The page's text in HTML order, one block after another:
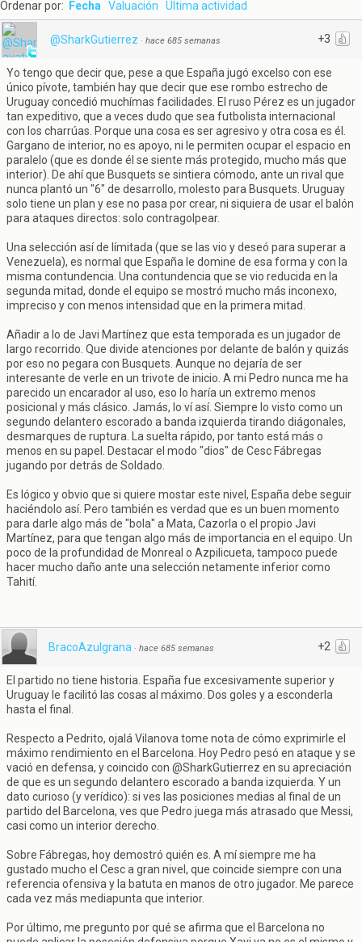
Ordenar por: Fecha Valuación Ultima actividad
+3
@SharkGutierrez · hace 685 semanas
Yo tengo que decir que, pese a que España jugó excelso con ese
único pívote, también hay que decir que ese rombo estrecho de
Uruguay concedió muchímas facilidades. El ruso Pérez es un jugador
tan expeditivo, que a veces dudo que sea futbolista internacional
con los charrúas. Porque una cosa es ser agresivo y otra cosa es él.
Gargano de interior, no es apoyo, ni le permiten ocupar el espacio en
paralelo (que es donde él se siente más protegido, mucho más que
interior). De ahí que Busquets se sintiera cómodo, ante un rival que
nunca plantó un "6" de desarrollo, molesto para Busquets. Uruguay
solo tiene un plan y ese no pasa por crear, ni siquiera de usar el balón
para ataques directos: solo contragolpear.
Una selección así de límitada (que se las vio y deseó para superar a
Venezuela), es normal que España le domine de esa forma y con la
misma contundencia. Una contundencia que se vio reducida en la
segunda mitad, donde el equipo se mostró mucho más inconexo,
impreciso y con menos intensidad que en la primera mitad.
Añadir a lo de Javi Martínez que esta temporada es un jugador de
largo recorrido. Que divide atenciones por delante de balón y quizás
por eso no pegara con Busquets. Aunque no dejaría de ser
interesante de verle en un trivote de inicio. A mi Pedro nunca me ha
parecido un encarador al uso, eso lo haría un extremo menos
posicional y más clásico. Jamás, lo ví así. Siempre lo visto como un
segundo delantero escorado a banda izquierda tirando diágonales,
desmarques de ruptura. La suelta rápido, por tanto está más o
menos en su papel. Destacar el modo "dios" de Cesc Fábregas
jugando por detrás de Soldado.
Es lógico y obvio que si quiere mostar este nivel, España debe seguir
haciéndolo así. Pero también es verdad que es un buen momento
para darle algo más de "bola" a Mata, Cazorla o el propio Javi
Martínez, para que tengan algo más de importancia en el equipo. Un
poco de la profundidad de Monreal o Azpilicueta, tampoco puede
hacer mucho daño ante una selección netamente inferior como
Tahití.
+2
BracoAzulgrana · hace 685 semanas
El partido no tiene historia. España fue excesivamente superior y
Uruguay le facilitó las cosas al máximo. Dos goles y a esconderla
hasta el final.
Respecto a Pedrito, ojalá Vilanova tome nota de cómo exprimirle el
máximo rendimiento en el Barcelona. Hoy Pedro pesó en ataque y se
vació en defensa, y coincido con @SharkGutierrez en su apreciación
de que es un segundo delantero escorado a banda izquierda. Y un
dato curioso (y verídico): si ves las posiciones medias al final de un
partido del Barcelona, ves que Pedro juega más atrasado que Messi,
casi como un interior derecho.
Sobre Fábregas, hoy demostró quién es. A mí siempre me ha
gustado mucho el Cesc a gran nivel, que coincide siempre con una
referencia ofensiva y la batuta en manos de otro jugador. Me parece
cada vez más mediapunta que interior.
Por último, me pregunto por qué se afirma que el Barcelona no